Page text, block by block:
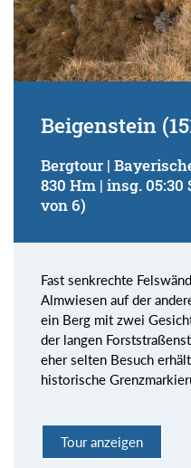
Beigenstein
Bergtour |
830 Hm | insg.
von 6)
Fast senkrechte
Almwiesen auf der
ein Berg mit zwei
der langen
eher selten Besuch
historische
Tour anzeigen